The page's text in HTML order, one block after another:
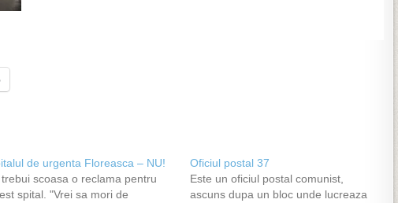
de urgenta Floreasca – NU!
scoasa o reclama pentru
spital. "Vrei sa mori de
Oficiul postal 37
Este un oficiul postal comunist,
ascuns dupa un bloc unde lucreaza